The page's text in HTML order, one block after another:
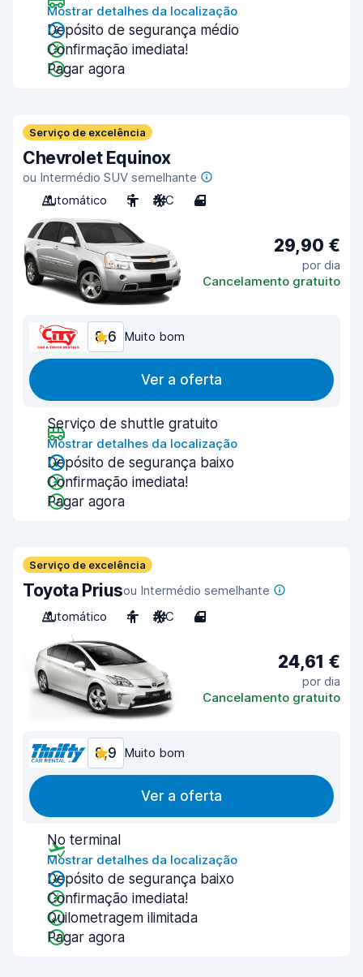
Mostrar detalhes da localização
Depósito de segurança médio
Confirmação imediata!
Pagar agora
Serviço de excelência
Chevrolet Equinox
ou Intermédio SUV semelhante
Automático
5 A/C 4
29,90 €
por dia
Cancelamento gratuito
8,6 Muito bom
Ver a oferta
Serviço de shuttle gratuito
Mostrar detalhes da localização
Depósito de segurança baixo
Confirmação imediata!
Pagar agora
Serviço de excelência
Toyota Priusou Intermédio semelhante
Automático
4 A/C 4
24,61 €
por dia
Cancelamento gratuito
8,9 Muito bom
Ver a oferta
No terminal
Mostrar detalhes da localização
Depósito de segurança baixo
Confirmação imediata!
Quilometragem ilimitada
Pagar agora